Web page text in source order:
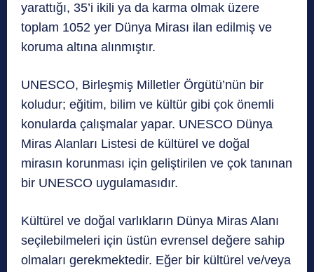
yarattığı, 35’i ikili ya da karma olmak üzere
toplam 1052 yer Dünya Mirası ilan edilmiş ve
koruma altına alınmıştır.
UNESCO, Birleşmiş Milletler Örgütü’nün bir
koludur; eğitim, bilim ve kültür gibi çok önemli
konularda çalışmalar yapar. UNESCO Dünya
Miras Alanları Listesi de kültürel ve doğal
mirasın korunması için geliştirilen ve çok tanınan
bir UNESCO uygulamasıdır.
Kültürel ve doğal varlıkların Dünya Miras Alanı
seçilebilmeleri için üstün evrensel değere sahip
olmaları gerekmektedir. Eğer bir kültürel ve/veya